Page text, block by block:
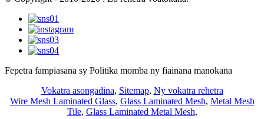
Fepetra fampiasana sy Politika momba ny fiainana manokana
Vokatra asongadina, Sitemap, Ny vokatra rehetra
Wire Mesh Laminated Glass, Glass Laminated Mesh, Metal Mesh
Tile, Glass Laminated Metal Mesh,